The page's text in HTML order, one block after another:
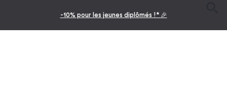
les jeunes diplômés !* 🎉